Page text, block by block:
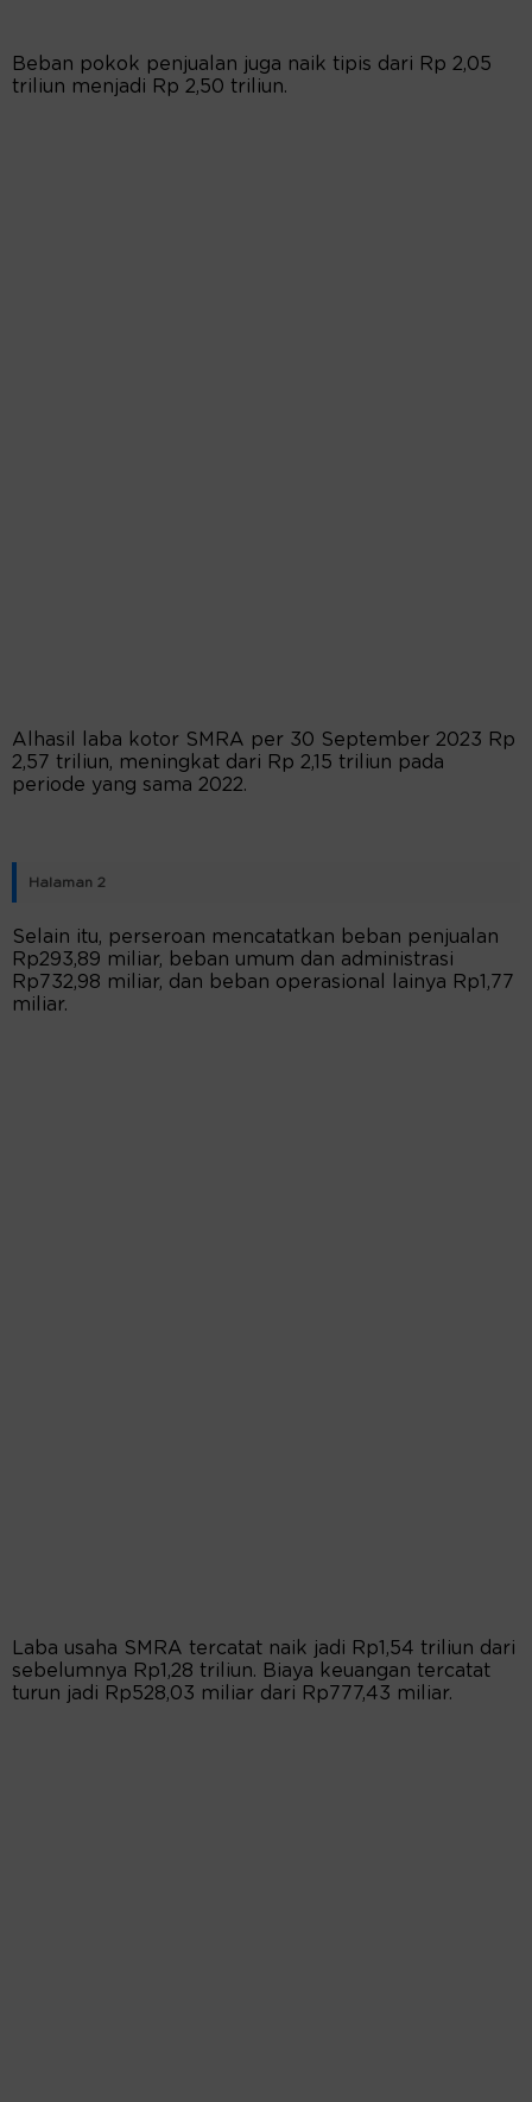
Beban pokok penjualan juga naik tipis dari Rp 2,05
triliun menjadi Rp 2,50 triliun.
Alhasil laba kotor SMRA per 30 September 2023 Rp
2,57 triliun, meningkat dari Rp 2,15 triliun pada
periode yang sama 2022.
Halaman 2
Selain itu, perseroan mencatatkan beban penjualan
Rp293,89 miliar, beban umum dan administrasi
Rp732,98 miliar, dan beban operasional lainya Rp1,77
miliar.
Laba usaha SMRA tercatat naik jadi Rp1,54 triliun dari
sebelumnya Rp1,28 triliun. Biaya keuangan tercatat
turun jadi Rp528,03 miliar dari Rp777,43 miliar.